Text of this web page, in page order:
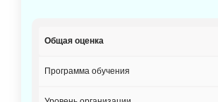
полный новичок, у меня были всегда
общем, можно сказать, я очень много
Общая оценка
Программа обучения